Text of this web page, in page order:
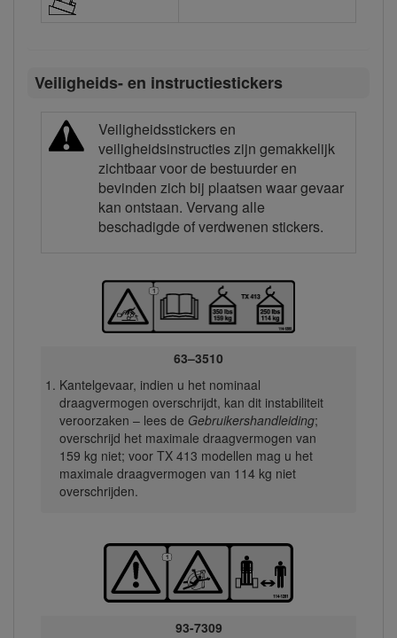
Veiligheids- en instructiestickers
Veiligheidsstickers en
veiligheidsinstructies zijn gemakkelijk
zichtbaar voor de bestuurder en
bevinden zich bij plaatsen waar gevaar
kan ontstaan. Vervang alle
beschadigde of verdwenen stickers.
63–3510
Kantelgevaar, indien u het nominaal
draagvermogen overschrijdt, kan dit instabiliteit
veroorzaken – lees de Gebruikershandleiding;
overschrijd het maximale draagvermogen van
159 kg niet; voor TX 413 modellen mag u het
maximale draagvermogen van 114 kg niet
overschrijden.
93-7309